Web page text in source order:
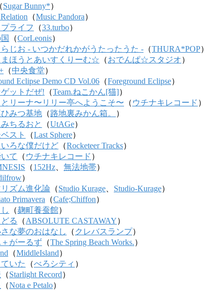
Sugar Bunny*）
（Music Pandora）
ライフ
（33.turbo）
（CorLeonis）
じお - いつかだれかがうたったうた - （THURA*POP）
まほうとあいすくりーむ☆ （おでんぱ☆スタジオ）
（中央食堂）
Eclipse Demo CD Vol.06 （Foreground Eclipse）
ットだぜ! （Team.ねこかん[猫]）
リーナ〜リリー亭へようこそ〜 （ ウチナキレコード ）
みつ基地 （路地裏みかん箱。
）
ちるおと
（UtAGe）
スト
（Last Sphere）
いろな僕だけど （Rocketeer Tracks）
て
（ ウチナキレコード ）
（152Hz 無法地帯）
）
リズム進化論 （Studio Kurage Studio-Kurage）
Primavera （Cafe;Chiffon）
（麹町養蚕館）
る
（ABSOLUTE CASTAWAY）
な夢のおはなし
（ クレバスランプ）
＋がーるず （The Spring Beach Works.）
（MiddleIsland）
いた
（べろシティ ）
（Starlight Record）
（Nota e Petalo）